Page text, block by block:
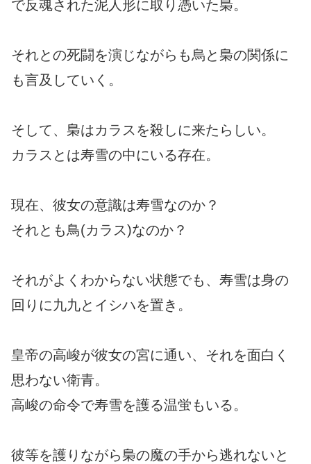
で反魂された泥人形に取り憑いた梟。
それとの死闘を演じながらも烏と梟の関係に
も言及していく。
そして、梟はカラスを殺しに来たらしい。
カラスとは寿雪の中にいる存在。
現在、彼女の意識は寿雪なのか？
それとも鳥(カラス)なのか？
それがよくわからない状態でも、寿雪は身の
回りに九九とイシハを置き。
皇帝の高峻が彼女の宮に通い、それを面白く
思わない衛青。
高峻の命令で寿雪を護る温蛍もいる。
彼等を護りながら梟の魔の手から逃れないと